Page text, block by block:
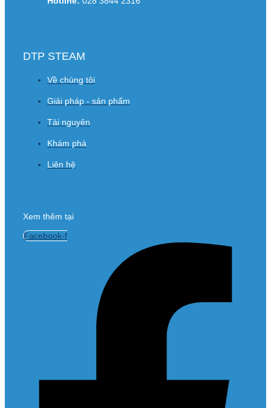
DTP STEAM
Về chúng tôi
Giải pháp - sản phẩm
Tài nguyên
Khám phá
Liên hệ
Xem thêm tại
Facebook-f